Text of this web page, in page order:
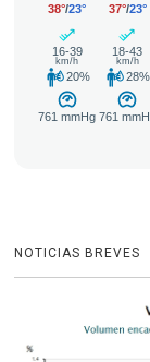
NOTICIAS BREVES